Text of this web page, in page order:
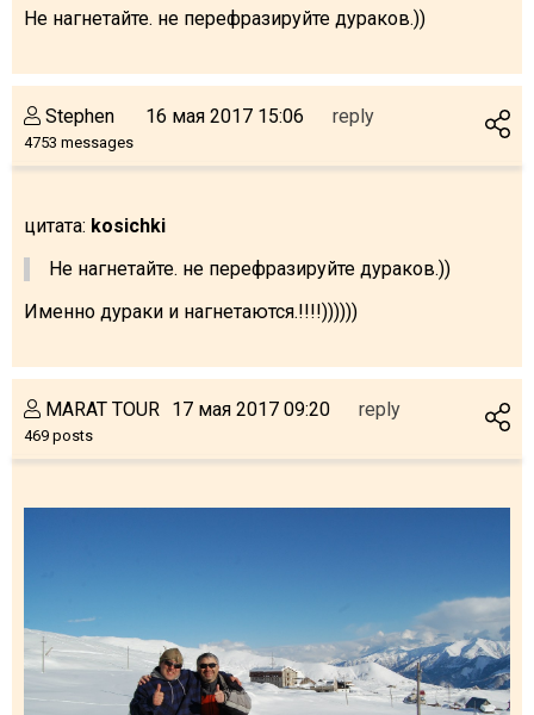
Не нагнетайте. не перефразируйте дураков.))
Stephen
4753 messages
16 мая 2017 15:06 reply
цитата: kosichki
Не нагнетайте. не перефразируйте дураков.))
Именно дураки и нагнетаются.!!!!))))))
MARAT TOUR
469 posts
17 мая 2017 09:20 reply